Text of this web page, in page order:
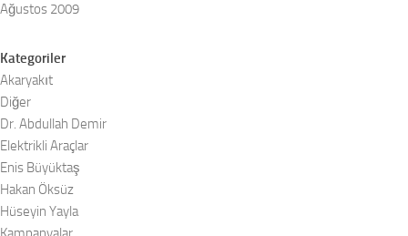
Ağustos 2009
Kategoriler
Akaryakıt
Diğer
Dr. Abdullah Demir
Elektrikli Araçlar
Enis Büyüktaş
Hakan Öksüz
Hüseyin Yayla